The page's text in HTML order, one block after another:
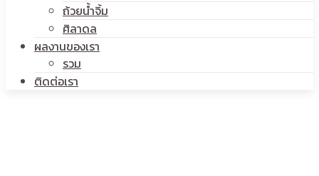
ถ้วยน้ำจิ้ม
ศิลาดล
ผลงานของเรา
รวม
ติดต่อเรา